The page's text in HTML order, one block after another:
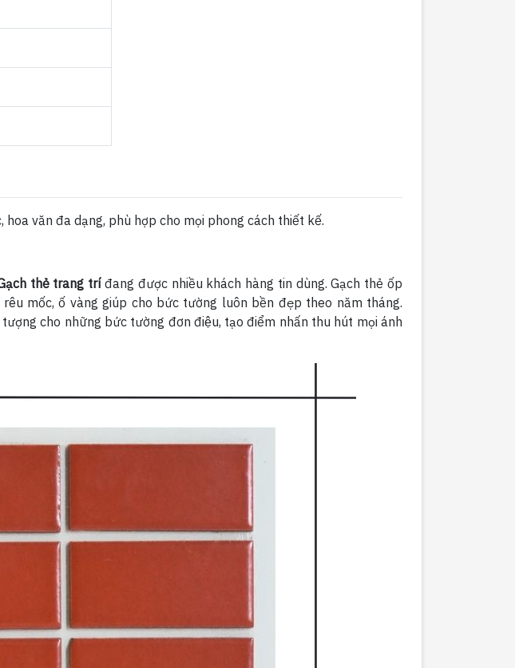
văn đa dạng, phù hợp cho mọi phong cách thiết kế.
thẻ trang tríđang được nhiều khách hàng tin dùng. Gạch thẻ ốp
mốc, ố vàng giúp cho bức tường luôn bền đẹp theo năm tháng.
cho những bức tường đơn điệu, tạo điểm nhấn thu hút mọi ánh